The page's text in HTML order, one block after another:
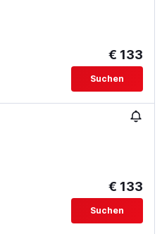
€ 133
Suchen
€ 133
Suchen